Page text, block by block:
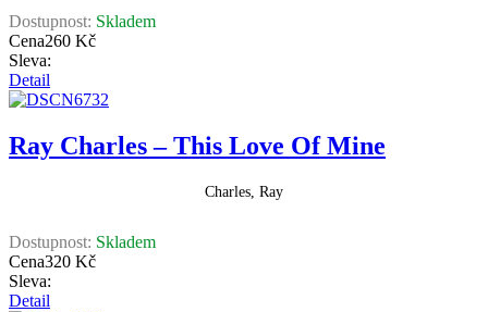
Dostupnost: Skladem
Cena260 Kč
Sleva:
Detail
Ray Charles ‎– This Love Of Mine
Charles, Ray
Dostupnost: Skladem
Cena320 Kč
Sleva:
Detail